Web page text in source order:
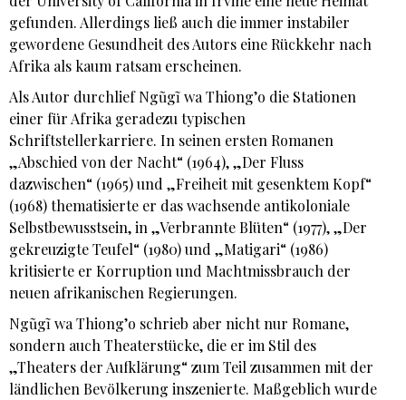
gefunden. Allerdings ließ auch die immer instabiler
gewordene Gesundheit des Autors eine Rückkehr nach
Afrika als kaum ratsam erscheinen.
Als Autor durchlief Ngũgĩ wa Thiong’o die Stationen
einer für Afrika geradezu typischen
Schriftstellerkarriere. In seinen ersten Romanen
„Abschied von der Nacht“ (1964), „Der Fluss
dazwischen“ (1965) und „Freiheit mit gesenktem Kopf“
(1968) thematisierte er das wachsende antikoloniale
Selbstbewusstsein, in „Verbrannte Blüten“ (1977), „Der
gekreuzigte Teufel“ (1980) und „Matigari“ (1986)
kritisierte er Korruption und Machtmissbrauch der
neuen afrikanischen Regierungen.
Ngũgĩ wa Thiong’o schrieb aber nicht nur Romane,
sondern auch Theaterstücke, die er im Stil des
„Theaters der Aufklärung“ zum Teil zusammen mit der
ländlichen Bevölkerung inszenierte. Maßgeblich wurde